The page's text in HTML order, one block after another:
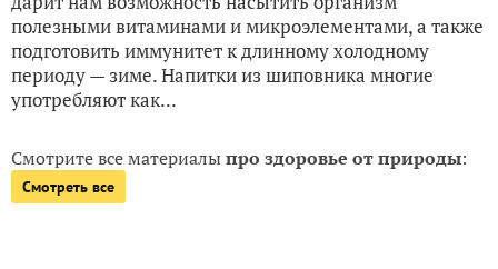
полезными витаминами и микроэлементами, а также
подготовить иммунитет к длинному холодному
периоду — зиме. Напитки из шиповника многие
употребляют как...
Смотрите все материалыпро здоровье от природы:
Смотреть все